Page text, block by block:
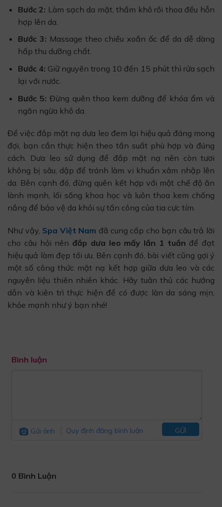
Bước 2: Làm sạch da mặt, thấm khô rồi thoa đều hỗn
hợp lên da.
Bước 3: Massage theo chiều xoắn ốc để da dễ dàng
hấp thu dưỡng chất.
Bước 4: Giữ nguyên trong 10 đến 15 phút thì rửa sạch
lại với nước.
Bước 5: Đừng quên thoa kem dưỡng để khóa ẩm và
ngăn ngừa khô da.
Để việc đắp mặt nạ dưa leo đem lại hiệu quả đáng mong
đợi, bạn cần thực hiện theo tần suất phù hợp và đúng
cách. Dưa leo sử dụng để đắp mặt nạ nên còn tươi
không bị sâu, dập để tránh làm vi khuẩn xâm nhập lên
da. Bên cạnh đó, đừng quên kết hợp với một chế độ ăn
lành mạnh, lối sống khoa học và luôn thoa kem chống
nắng để bảo vệ da khỏi sự tấn công của tia cực tím.
Như vậy, Spa Việt Nam đã cung cấp cho bạn câu trả lời
cho câu hỏi nên đắp dưa leo mấy lần 1 tuần để đạt
hiệu quả làm đẹp tối ưu. Bên cạnh đó, bài viết cũng gợi ý
một số công thức mặt nạ kết hợp giữa dưa leo và các
nguyên liệu thiên nhiên khác. Hãy tuân thủ các hướng
dẫn và kiên trì thực hiện để có được làn da sáng mịn,
khỏe mạnh như ý bạn nhé!
Bình luận
Gửi ảnh Quy định đăng bình luận GỬI
0 Bình Luận